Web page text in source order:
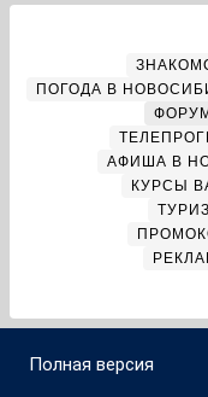
ПОГОДА В
АФИША В
КУРСЫ
Полная версия